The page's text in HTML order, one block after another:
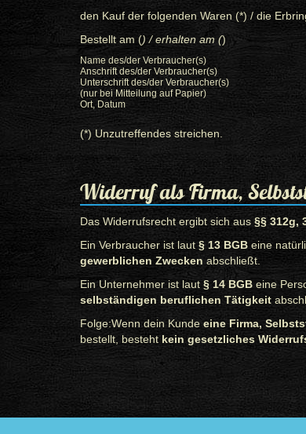
den Kauf der folgenden Waren (*) / die
Bestellt am () / erhalten am ()
Name des/der Verbraucher(s)
Anschrift des/der Verbraucher(s)
Unterschrift des/der Verbraucher(s)
(nur bei Mitteilung auf Papier)
Ort, Datum
(*) Unzutreffendes streichen.
Widerruf als Firma,
Das Widerrufsrecht ergibt sich aus §§ 312g,
Ein Verbraucher ist laut § 13 BGB eine
gewerblichen Zwecken abschließt.
Ein Unternehmer ist laut§ 14 BGB eine
selbständigen beruflichen Tätigkeit
Folge:Wenn dein Kunde eine Firma,
bestellt, besteht kein gesetzliches